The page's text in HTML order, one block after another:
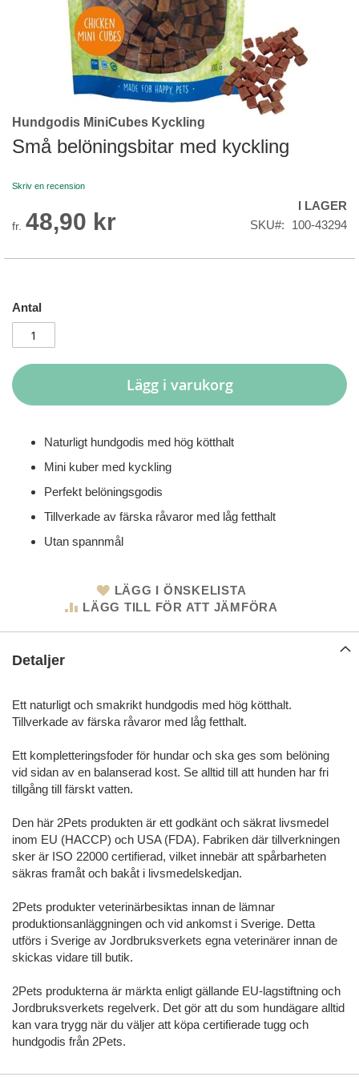
Skip
to
the
of
images
Hundgodis MiniCubes Kyckling
Små belöningsbitar med kyckling
Skriv en recension
fr. 48,90 kr
I LAGER
SKU
100-43294
Antal
Lägg i varukorg
Naturligt hundgodis med hög kötthalt
Mini kuber med kyckling
Perfekt belöningsgodis
Tillverkade av färska råvaror med låg fetthalt
Utan spannmål
LÄGG I ÖNSKELISTA
LÄGG TILL FÖR ATT JÄMFÖRA
Detaljer
Ett naturligt och smakrikt hundgodis med hög kötthalt.
Tillverkade av färska råvaror med låg fetthalt.
Ett kompletteringsfoder för hundar och ska ges som belöning
vid sidan av en balanserad kost. Se alltid till att hunden har fri
tillgång till färskt vatten.
Den här 2Pets produkten är ett godkänt och säkrat livsmedel
inom EU (HACCP) och USA (FDA). Fabriken där tillverkningen
sker är ISO 22000 certifierad, vilket innebär att spårbarheten
säkras framåt och bakåt i livsmedelskedjan.
2Pets produkter veterinärbesiktas innan de lämnar
produktionsanläggningen och vid ankomst i Sverige. Detta
utförs i Sverige av Jordbruksverkets egna veterinärer innan de
skickas vidare till butik.
2Pets produkterna är märkta enligt gällande EU-lagstiftning och
Jordbruksverkets regelverk. Det gör att du som hundägare alltid
kan vara trygg när du väljer att köpa certifierade tugg och
hundgodis från 2Pets.